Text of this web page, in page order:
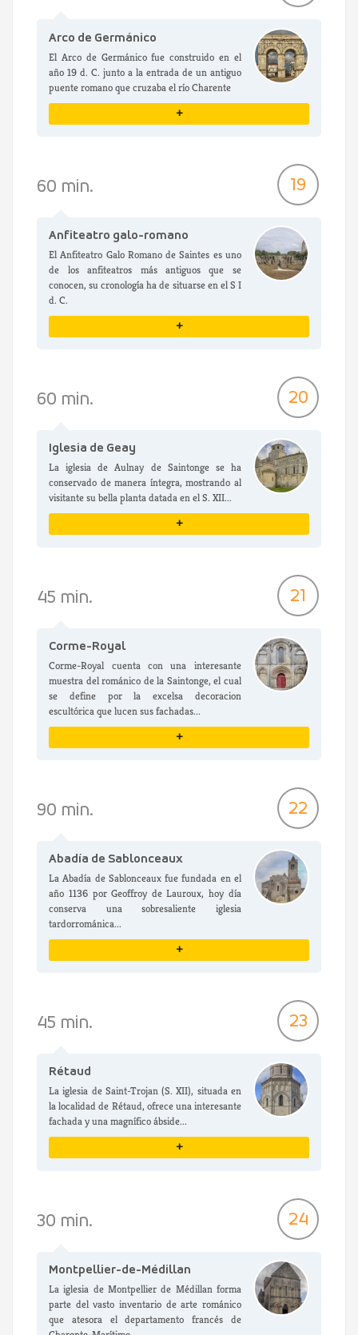
Arco de Germánico
El Arco de Germánico fue construido en el
año 19 d. C. junto a la entrada de un antiguo
puente romano que cruzaba el río Charente
+
60 min. 19
Anfiteatro galo-romano
El Anfiteatro Galo Romano de Saintes es uno
de los anfiteatros más antiguos que se
conocen, su cronología ha de situarse en el S I
d. C.
+
60 min. 20
Iglesia de Geay
La iglesia de Aulnay de Saintonge se ha
conservado de manera íntegra, mostrando al
visitante su bella planta datada en el S. XII...
+
45 min. 21
Corme-Royal
Corme-Royal cuenta con una interesante
muestra del románico de la Saintonge, el cual
se define por la excelsa decoracion
escultórica que lucen sus fachadas...
+
90 min. 22
Abadía de Sablonceaux
La Abadía de Sablonceaux fue fundada en el
año 1136 por Geoffroy de Lauroux, hoy día
conserva una sobresaliente iglesia
tardorrománica...
+
45 min. 23
Rétaud
La iglesia de Saint-Trojan (S. XII), situada en
la localidad de Rétaud, ofrece una interesante
fachada y una magnífico ábside...
+
30 min. 24
Montpellier-de-Médillan
La iglesia de Montpellier de Médillan forma
parte del vasto inventario de arte románico
que atesora el departamento francés de